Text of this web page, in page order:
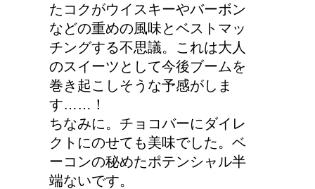
たコクがウイスキーやバーボン
などの重めの風味とベストマッ
チングする不思議。これは大人
のスイーツとして今後ブームを
巻き起こしそうな予感がしま
す……！
ちなみに。チョコバーにダイレ
クトにのせても美味でした。ベ
ーコンの秘めたポテンシャル半
端ないです。